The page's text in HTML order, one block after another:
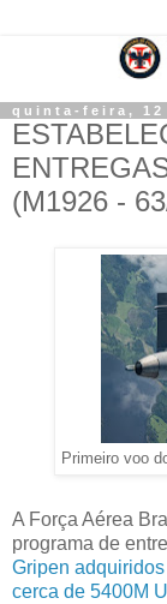
quinta-feira, 12
(M1926 -
Primeiro
A Força Aérea
programa de
Gripen
cerca de 5400M